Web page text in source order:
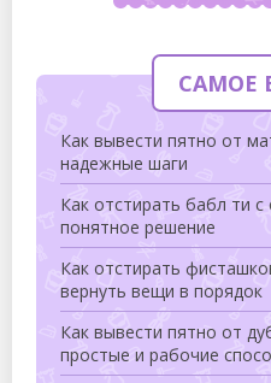
САМОЕ
Как вывести пятно от
надежные шаги
Как отстирать бабл ти
понятное решение
Как отстирать
вернуть вещи в порядок
Как вывести пятно от
простые и рабочие